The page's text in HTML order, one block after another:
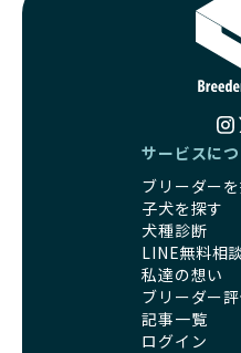
サービスに
ブリーダー
子犬を探す
犬種診断
LINE無料相談
私達の想い
ブリーダー
記事一覧
ログイン